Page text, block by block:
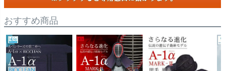
おすすめ商品